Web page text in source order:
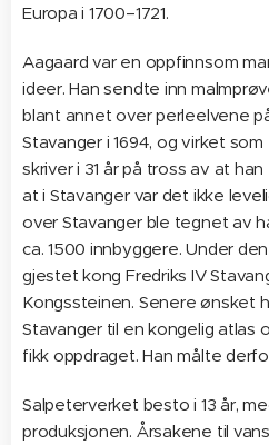
Europa i 1700–1721.
Aagaard var en oppfinnsom
ideer. Han sendte inn
blant annet over perleelvene
Stavanger i 1694, og virket som
skriver i 31 år på tross av at
at i Stavanger var det ikke
over Stavanger ble tegnet av
ca. 1500 innbyggere. Under
gjestet kong Fredriks IV
Kongssteinen. Senere ønsket
Stavanger til en kongelig atlas
fikk oppdraget. Han målte
Salpeterverket besto i 13 år,
produksjonen. Årsakene til